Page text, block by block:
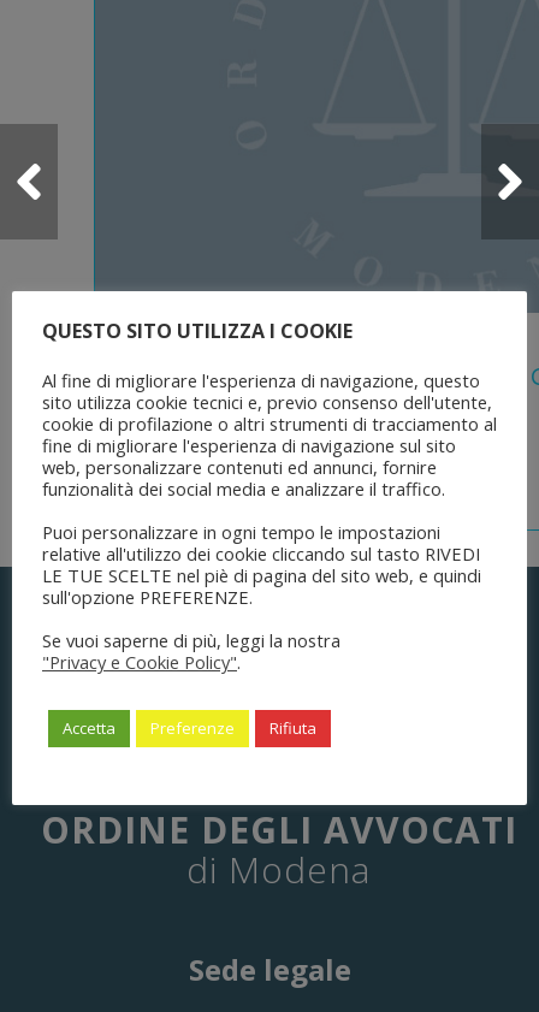
5 Agosto 2026
Legge 28 Luglio 2026 N. 137 “delega
Dell’ordinamento Forense”
ORDINE DEGLI AVVOCATI
di Modena
Sede legale
QUESTO SITO UTILIZZA I COOKIE
Al fine di migliorare l'esperienza di navigazione, questo
sito utilizza cookie tecnici e, previo consenso dell'utente,
cookie di profilazione o altri strumenti di tracciamento al
fine di migliorare l'esperienza di navigazione sul sito
web, personalizzare contenuti ed annunci, fornire
funzionalità dei social media e analizzare il traffico.
Puoi personalizzare in ogni tempo le impostazioni
relative all'utilizzo dei cookie cliccando sul tasto RIVEDI
LE TUE SCELTE nel piè di pagina del sito web, e quindi
sull'opzione PREFERENZE.
Se vuoi saperne di più, leggi la nostra
"Privacy e Cookie Policy".
Accetta Preferenze Rifiuta